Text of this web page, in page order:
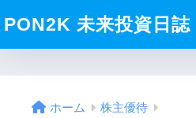
PON2K 未来投資日誌
ホーム 株主優待